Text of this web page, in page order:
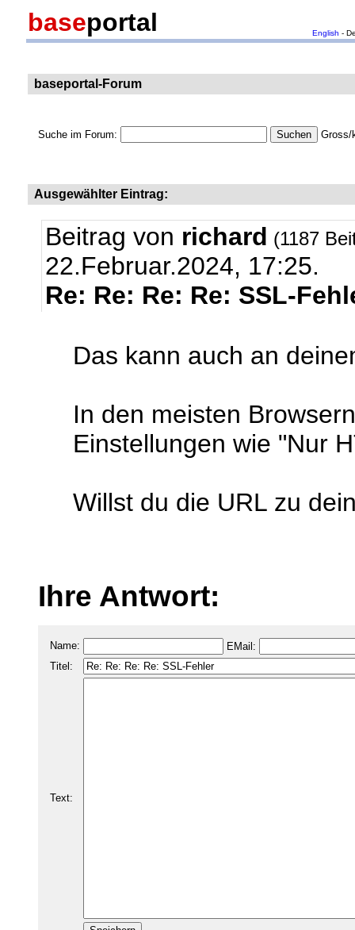
baseportal English -
baseportal-Forum
Suche im Forum: Gross/
Ausgewählter Eintrag:
Beitrag von richard (1187
22.Februar.2024, 17:25.
Re: Re: Re: Re: SSL-
Das kann auch an
In den meisten
Einstellungen wie "Nur
Willst du die URL zu
Ihre Antwort:
Name:
EMail:
Titel:
Text: